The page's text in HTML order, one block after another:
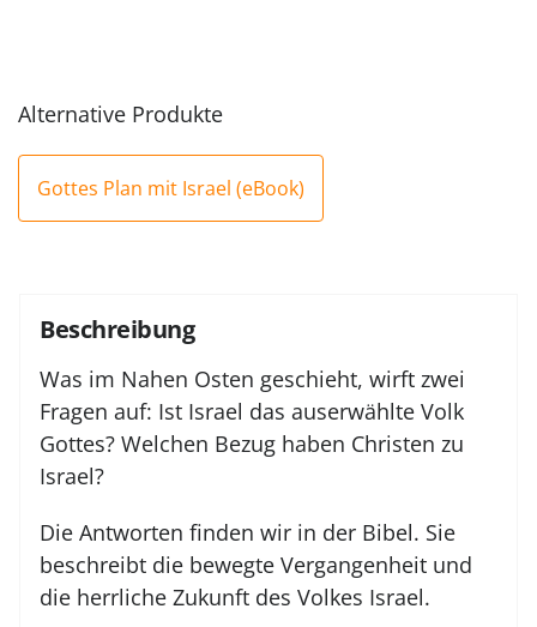
Alternative Produkte
Gottes Plan mit Israel (eBook)
Beschreibung
Was im Nahen Osten geschieht, wirft zwei
Fragen auf: Ist Israel das auserwählte Volk
Gottes? Welchen Bezug haben Christen zu
Israel?
Die Antworten finden wir in der Bibel. Sie
beschreibt die bewegte Vergangenheit und
die herrliche Zukunft des Volkes Israel.